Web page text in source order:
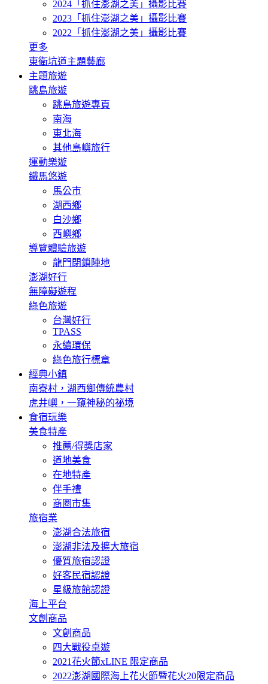
2024「抓住澎湖之美」攝影比賽
2023「抓住澎湖之美」攝影比賽
2022「抓住澎湖之美」攝影比賽
更多
東衛坑道主題藝廊
主題旅遊
跳島旅遊
跳島旅遊專頁
南海
東北海
其他島嶼旅行
運動樂遊
鐵馬悠遊
馬公市
湖西鄉
白沙鄉
西嶼鄉
導覽體驗旅遊
龍門閉鎖陣地
澎湖好行
無障礙遊程
綠色旅遊
台灣好行
TPASS
永續環保
綠色旅行標章
經典小鎮
南寮村，湖西鄉傳統農村
虎井嶼，一窺神秘的祕境
食宿玩樂
美食特產
推薦/得獎店家
道地美食
在地特產
伴手禮
商圈市集
旅宿業
澎湖合法旅宿
澎湖非法及擴大旅宿
優質旅宿認證
好客民宿認證
星級旅館認證
海上平台
文創商品
文創商品
四大戰役桌遊
2021花火節xLINE 限定商品
2022澎湖國際海上花火節暨花火20限定商品